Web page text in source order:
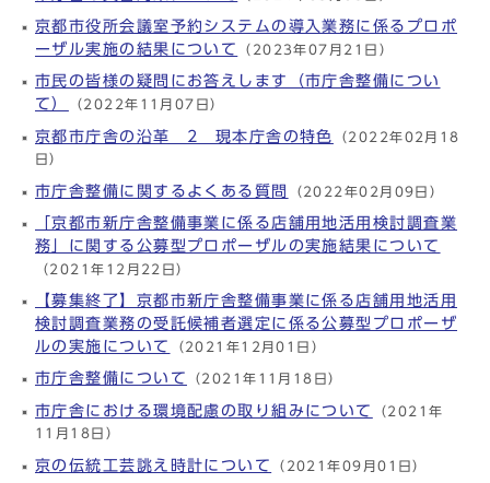
京都市役所会議室予約システムの導入業務に係るプロポ
ーザル実施の結果について
（2023年07月21日）
市民の皆様の疑問にお答えします（市庁舎整備につい
て）
（2022年11月07日）
京都市庁舎の沿革 2 現本庁舎の特色 （2022年02月18
日）
市庁舎整備に関するよくある質問
（2022年02月09日）
「京都市新庁舎整備事業に係る店舗用地活用検討調査業
務」に関する公募型プロポーザルの実施結果について
（2021年12月22日）
【募集終了】京都市新庁舎整備事業に係る店舗用地活用
検討調査業務の受託候補者選定に係る公募型プロポーザ
ルの実施について
（2021年12月01日）
市庁舎整備について （2021年11月18日）
市庁舎における環境配慮の取り組みについて （2021年
11月18日）
京の伝統工芸誂え時計について
（2021年09月01日）